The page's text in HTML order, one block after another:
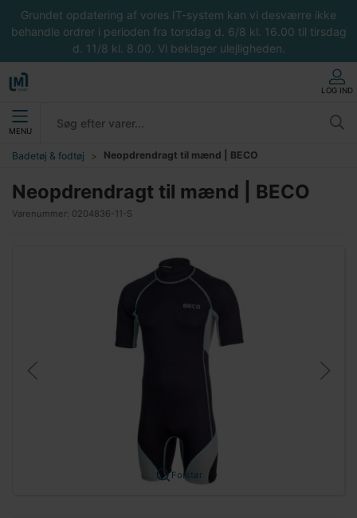
Grundet opdatering af vores IT-system kan vi desværre ikke
behandle ordrer i perioden fra torsdag d. 6/8 kl. 16.00 til tirsdag
d. 11/8 kl. 8.00. Vi beklager ulejligheden.
LOG IND
MENU
Badetøj & fodtøj Neopdrendragt til mænd | BECO
Neopdrendragt til mænd | BECO
Varenummer: 0204836-11-S
Forstør